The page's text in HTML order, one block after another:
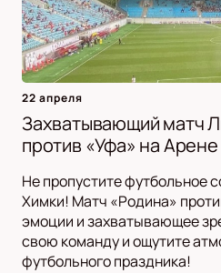
22 апреля
Захватывающий матч
против «Уфа» на
Не пропустите футбольное
Химки! Матч «Родина»
эмоции и захватывающее
свою команду и ощутите
футбольного праздника!